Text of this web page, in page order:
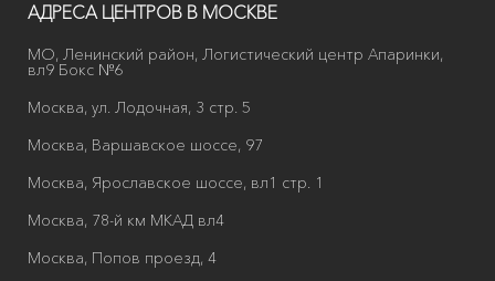
АДРЕСА ЦЕНТРОВ В МОСКВЕ
МО, Ленинский район, Логистический центр Апаринки,
вл9 Бокс №6
Москва, ул. Лодочная, 3 стр. 5
Москва, Варшавское шоссе, 97
Москва, Ярославское шоссе, вл1 стр. 1
Москва, 78-й км МКАД вл4
Москва, Попов проезд, 4